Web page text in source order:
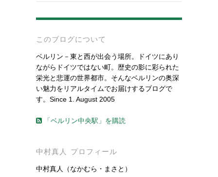
このブログについて
ベルリン－東と西が出会う場所。ドイツにあり
ながらドイツではない町。歴史の影に彩られた
栄光と悲運の世界都市。そんなベルリンの奥深
い魅力をリアルタイムでお届けするブログで
す。Since 1. August 2005
「ベルリン中央駅」を購読
中村真人 プロフィール
中村真人（なかむら・まさと）